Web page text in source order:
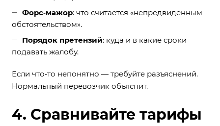
Форс‑мажор: что считается «непредвиденным
обстоятельством».
Порядок претензий: куда и в какие сроки
подавать жалобу.
Если что‑то непонятно — требуйте разъяснений.
Нормальный перевозчик объяснит.
4. Сравнивайте тарифы